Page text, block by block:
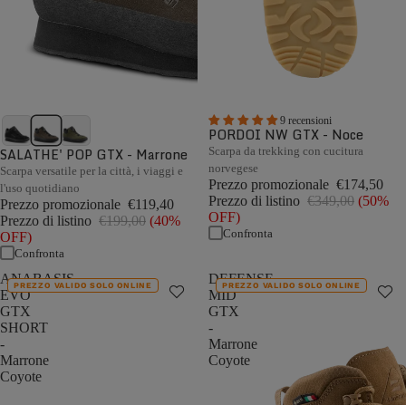
SALATHE' POP GTX - Marrone
Scarpa versatile per la città, i viaggi e
l'uso quotidiano
Prezzo promozionale €119,40
Prezzo di listino €199,00 (40%
OFF)
Confronta
9 recensioni
PORDOI NW GTX - Noce
Scarpa da trekking con cucitura
norvegese
Prezzo promozionale €174,50
Prezzo di listino €349,00 (50%
OFF)
Confronta
ANABASIS
EVO
GTX
SHORT
-
Marrone
Coyote
PREZZO VALIDO SOLO ONLINE
DEFENSE
MID
GTX
-
Marrone
Coyote
PREZZO VALIDO SOLO ONLINE